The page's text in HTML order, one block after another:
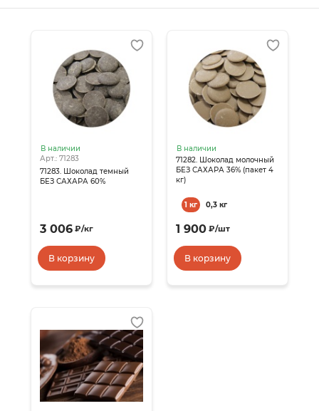
В наличии
Арт.: 71283
71283. Шоколад темный
БЕЗ САХАРА 60%
3 006 ₽/кг
В корзину
В наличии
71282. Шоколад молочный
БЕЗ САХАРА 36% (пакет 4
кг)
1 кг 0,3 кг
1 900 ₽/шт
В корзину